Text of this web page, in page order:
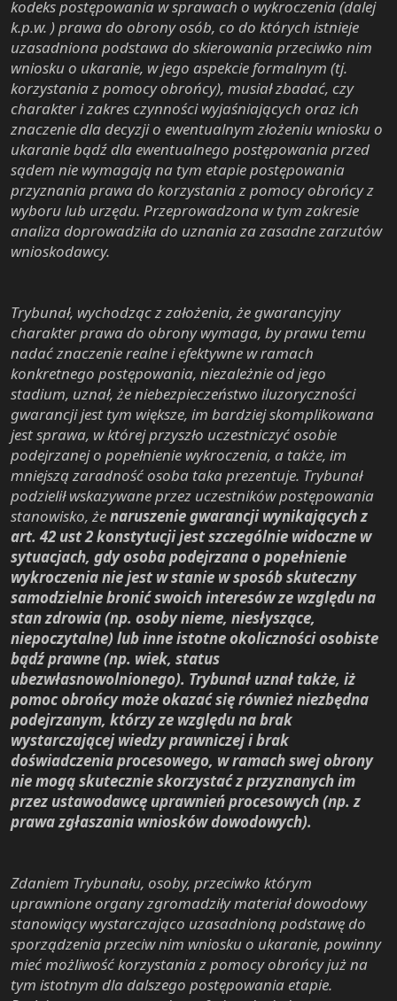
kodeks postępowania w sprawach o wykroczenia (dalej
k.p.w. ) prawa do obrony osób, co do których istnieje
uzasadniona podstawa do skierowania przeciwko nim
wniosku o ukaranie, w jego aspekcie formalnym (tj.
korzystania z pomocy obrońcy), musiał zbadać, czy
charakter i zakres czynności wyjaśniających oraz ich
znaczenie dla decyzji o ewentualnym złożeniu wniosku o
ukaranie bądź dla ewentualnego postępowania przed
sądem nie wymagają na tym etapie postępowania
przyznania prawa do korzystania z pomocy obrońcy z
wyboru lub urzędu. Przeprowadzona w tym zakresie
analiza doprowadziła do uznania za zasadne zarzutów
wnioskodawcy.
Trybunał, wychodząc z założenia, że gwarancyjny
charakter prawa do obrony wymaga, by prawu temu
nadać znaczenie realne i efektywne w ramach
konkretnego postępowania, niezależnie od jego
stadium, uznał, że niebezpieczeństwo iluzoryczności
gwarancji jest tym większe, im bardziej skomplikowana
jest sprawa, w której przyszło uczestniczyć osobie
podejrzanej o popełnienie wykroczenia, a także, im
mniejszą zaradność osoba taka prezentuje. Trybunał
podzielił wskazywane przez uczestników postępowania
stanowisko, żenaruszenie gwarancji wynikających z
art. 42 ust 2 konstytucji jest szczególnie widoczne w
sytuacjach, gdy osoba podejrzana o popełnienie
wykroczenia nie jest w stanie w sposób skuteczny
samodzielnie bronić swoich interesów ze względu na
stan zdrowia (np. osoby nieme, niesłyszące,
niepoczytalne) lub inne istotne okoliczności osobiste
bądź prawne (np. wiek, status
ubezwłasnowolnionego). Trybunał uznał także, iż
pomoc obrońcy może okazać się również niezbędna
podejrzanym, którzy ze względu na brak
wystarczającej wiedzy prawniczej i brak
doświadczenia procesowego, w ramach swej obrony
nie mogą skutecznie skorzystać z przyznanych im
przez ustawodawcę uprawnień procesowych (np. z
prawa zgłaszania wniosków dowodowych).
Zdaniem Trybunału, osoby, przeciwko którym
uprawnione organy zgromadziły materiał dowodowy
stanowiący wystarczająco uzasadnioną podstawę do
sporządzenia przeciw nim wniosku o ukaranie, powinny
mieć możliwość korzystania z pomocy obrońcy już na
tym istotnym dla dalszego postępowania etapie.